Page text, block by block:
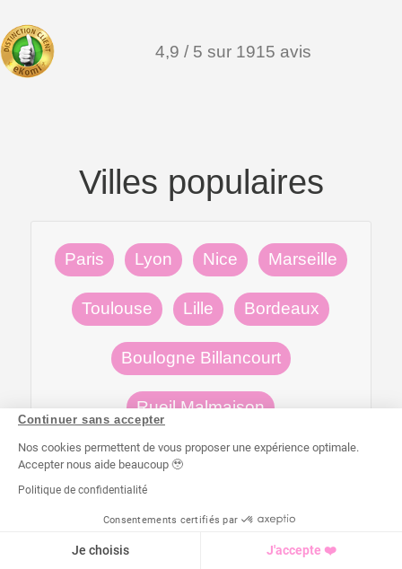
domicile par un pro !
4,9 / 5 sur 1915 avis
Villes populaires
Paris Lyon Nice Marseille
Toulouse Lille Bordeaux
Boulogne Billancourt
Rueil Malmaison
Neuilly sur Seine Versailles
Continuer sans accepter
Nos cookies permettent de vous proposer une expérience optimale.
Accepter nous aide beaucoup 🥹
Politique de confidentialité
Consentements certifiés par
Je choisis J'accepte ❤️